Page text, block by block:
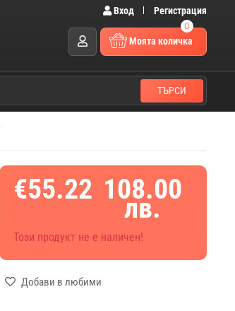
Вход Регистрация
0
Моята количка
ТЪРСИ
€55.22 108.00
лв.
Този продукт не е наличен!
Добави в любими